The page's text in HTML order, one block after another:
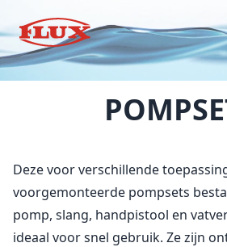
Deze voor verschillende
voorgemonteerde pompsets
pomp, slang, handpistool en
ideaal voor snel gebruik. Ze zijn